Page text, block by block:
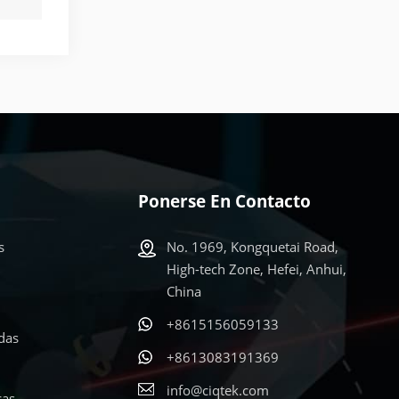
Ponerse En Contacto
No. 1969, Kongquetai Road,
High-tech Zone, Hefei, Anhui,
China
+8615156059133
+8613083191369
info@ciqtek.com